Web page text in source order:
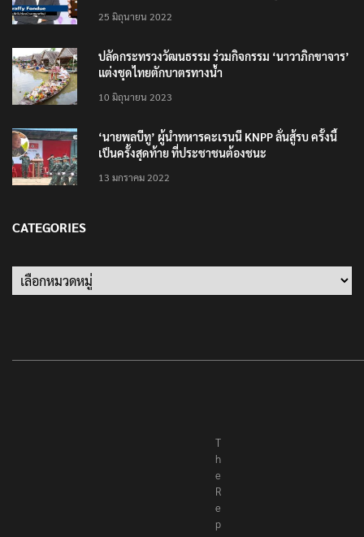
25 มิถุนายน 2022
ปลัดกระทรวงวัฒนธรรม ร่วมกิจกรรม ‘นาวาภิกขาจาร’
แต่งชุดไทยตักบาตรทางน้ำ
10 มิถุนายน 2023
‘นายพลบีทู’ ผู้นำทหารคะเรนนี KNPP ลั่นสู้รบ ครั้งนี้
เป็นครั้งสุดท้าย ที่ประชาชนต้องชนะ
13 มกราคม 2022
CATEGORIES
Categories
T
h
e
R
e
p